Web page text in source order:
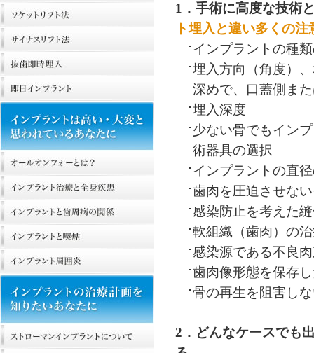
1．手術に高度な技術
ト埋入と違い多くの
インプラントの種
埋入方向（角度）
深めで、口蓋側ま
埋入深度
少ない骨でもイン
術器具の選択
インプラントの直
歯肉を圧迫させな
感染防止を考えた
軟組織（歯肉）の
感染源である不良
歯肉像形態を保存
骨の再生を阻害し
2．どんなケースでも